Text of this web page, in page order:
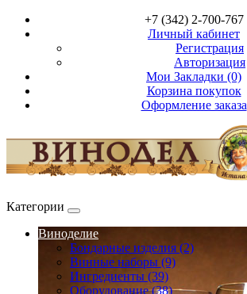
+7 (342) 2-700-767
Личный кабинет
Регистрация
Авторизация
Мои Закладки (0)
Корзина покупок
Оформление заказа
Категории
Виноделие
Бондарные изделия (2)
Винные наборы (9)
Ингредиенты (39)
Оборудование (38)